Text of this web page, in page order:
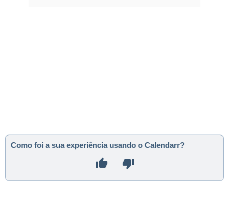
Como foi a sua experiência usando o Calendarr?